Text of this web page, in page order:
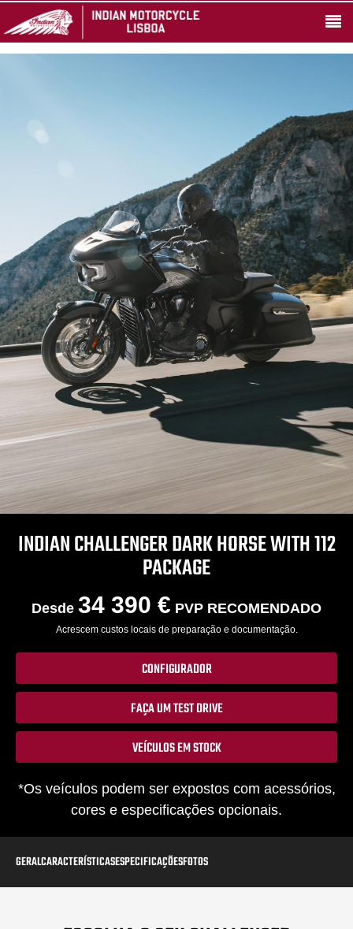
INDIAN CHALLENGER DARK HORSE WITH 112
PACKAGE
Desde 34 390 € PVP RECOMENDADO
Acrescem custos locais de preparação e documentação.
CONFIGURADOR
FAÇA UM TEST DRIVE
VEÍCULOS EM STOCK
*Os veículos podem ser expostos com acessórios,
cores e especificações opcionais.
GERALCARACTERÍSTICASESPECIFICAÇÕESFOTOS